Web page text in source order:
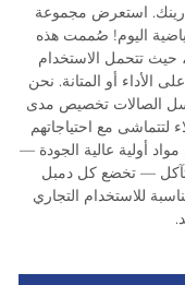
استعرض مجموعة
اليوم! صُممت هذه
حيث تتحمل الاستخدام
الأداء أو المتانة. نحن
الصالات تخصيص مدى
لتتماشى مع احتياجاتهم
أولية عالية الجودة —
— تخضع كل دمبل
للاستخدام التجاري